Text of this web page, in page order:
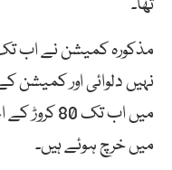
مذکورہ کمیشن نے اب
نہیں دلوائی اور کمیشن
میں اب تک
میں خرچ ہوئے ہیں۔